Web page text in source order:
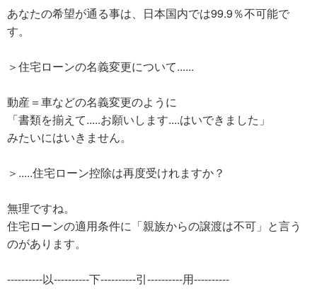
あなたの希望が通る事は、日本国内では99.9％不可能で
す。
＞住宅ローンの名義変更について......
動産＝車などの名義変更のように
「書類を揃えて.....お願いします....はいできました」
みたいにはいきません。
＞.....住宅ローン控除は再度受けれますか？
無理ですね。
住宅ローンの適用条件に「親族からの譲渡は不可」と言う
のがあります。
----------以----------下----------引----------用----------